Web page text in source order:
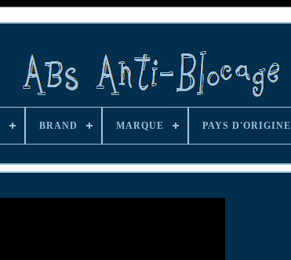
BRAND MARQUE PAYS D'ORIGINE